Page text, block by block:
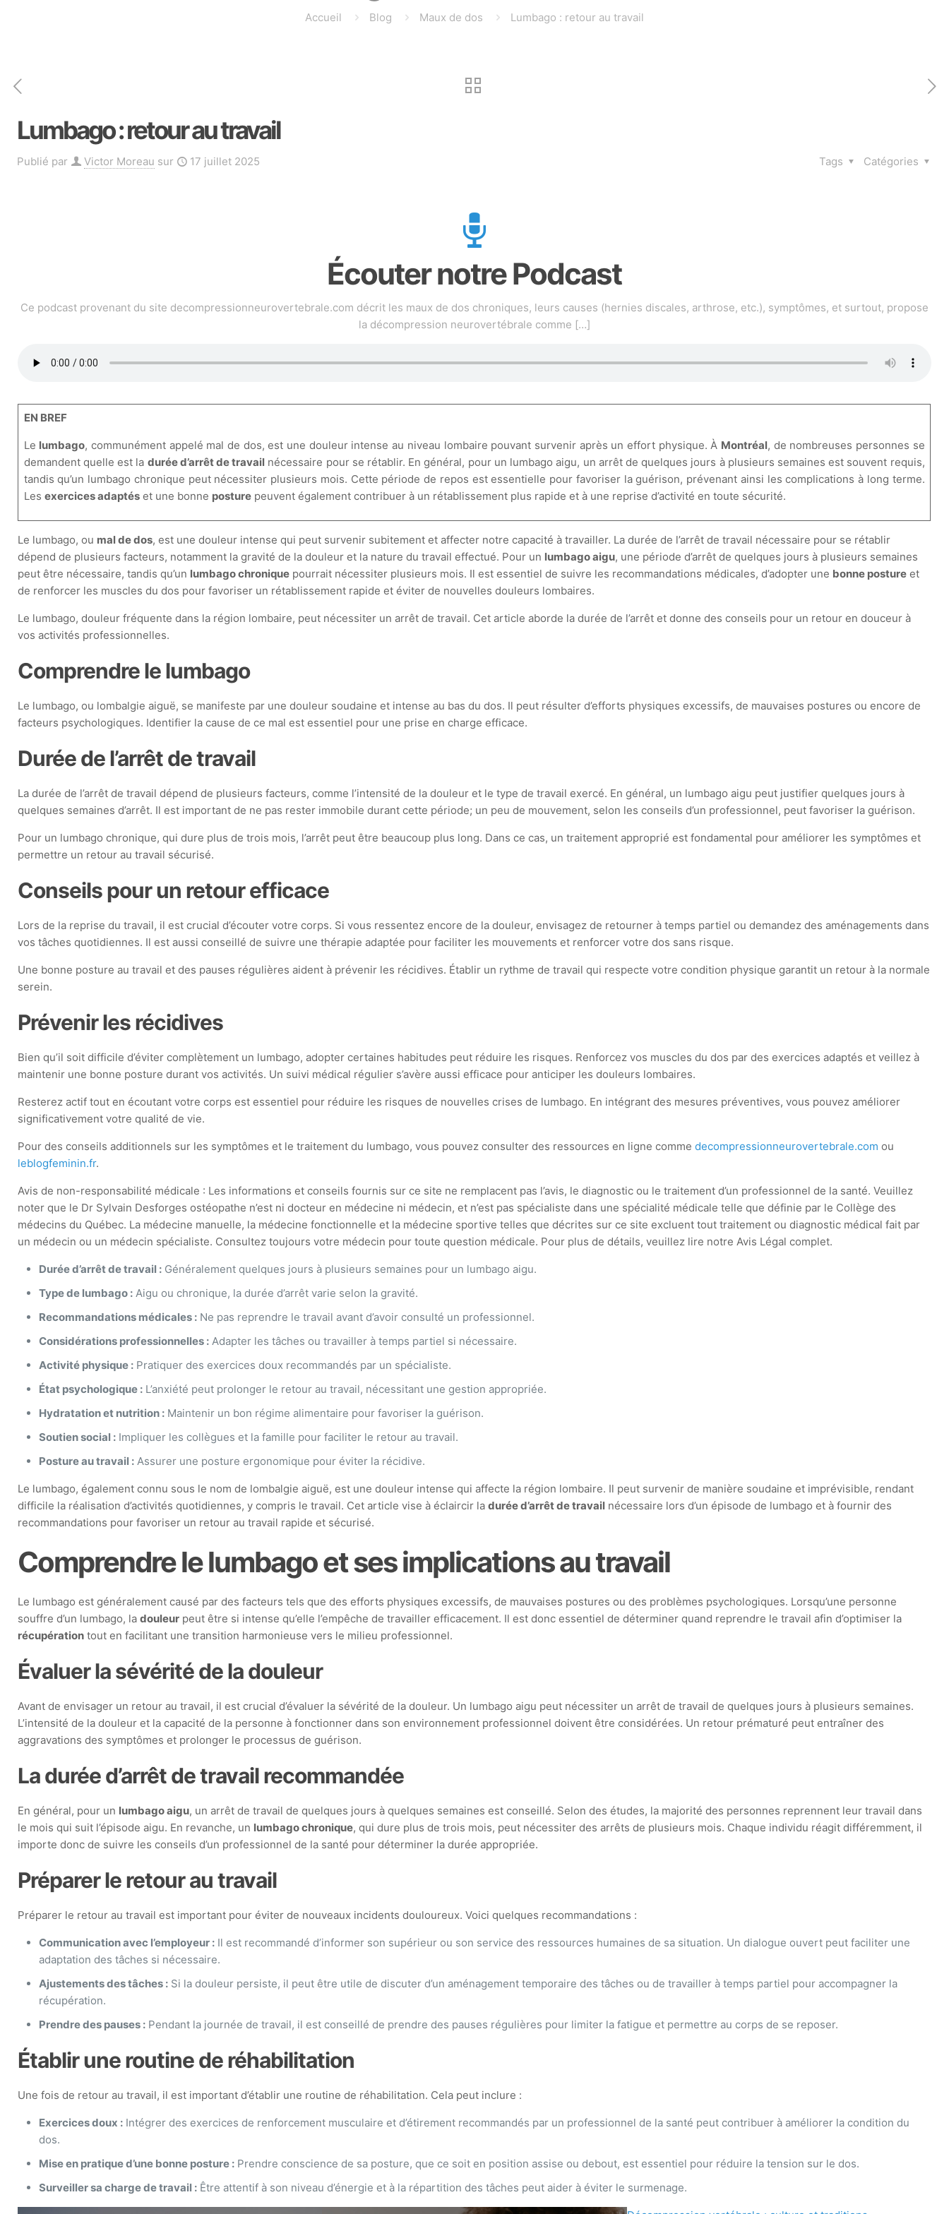
Accueil Blog Maux de dos Lumbago : retour au travail
Lumbago : retour au travail
Publié par Victor Moreau sur 17 juillet 2025 Catégories
Tags
Écouter notre Podcast
Ce podcast provenant du site decompressionneurovertebrale.com décrit les maux de dos chroniques, leurs causes (hernies discales, arthrose, etc.), symptômes, et surtout, propose
la décompression neurovertébrale comme […]
EN BREF
Le lumbago, communément appelé mal de dos, est une douleur intense au niveau lombaire pouvant survenir après un effort physique. À Montréal, de nombreuses personnes se
demandent quelle est la durée d’arrêt de travail nécessaire pour se rétablir. En général, pour un lumbago aigu, un arrêt de quelques jours à plusieurs semaines est souvent requis,
tandis qu’un lumbago chronique peut nécessiter plusieurs mois. Cette période de repos est essentielle pour favoriser la guérison, prévenant ainsi les complications à long terme.
Les exercices adaptéset une bonne posturepeuvent également contribuer à un rétablissement plus rapide et à une reprise d’activité en toute sécurité.
Le lumbago, ou mal de dos, est une douleur intense qui peut survenir subitement et affecter notre capacité à travailler. La durée de l’arrêt de travail nécessaire pour se rétablir
dépend de plusieurs facteurs, notamment la gravité de la douleur et la nature du travail effectué. Pour un lumbago aigu, une période d’arrêt de quelques jours à plusieurs semaines
peut être nécessaire, tandis qu’un lumbago chronique pourrait nécessiter plusieurs mois. Il est essentiel de suivre les recommandations médicales, d’adopter une bonne posture et
de renforcer les muscles du dos pour favoriser un rétablissement rapide et éviter de nouvelles douleurs lombaires.
Le lumbago, douleur fréquente dans la région lombaire, peut nécessiter un arrêt de travail. Cet article aborde la durée de l’arrêt et donne des conseils pour un retour en douceur à
vos activités professionnelles.
Comprendre le lumbago
Le lumbago, ou lombalgie aiguë, se manifeste par une douleur soudaine et intense au bas du dos. Il peut résulter d’efforts physiques excessifs, de mauvaises postures ou encore de
facteurs psychologiques. Identifier la cause de ce mal est essentiel pour une prise en charge efficace.
Durée de l’arrêt de travail
La durée de l’arrêt de travail dépend de plusieurs facteurs, comme l’intensité de la douleur et le type de travail exercé. En général, un lumbago aigu peut justifier quelques jours à
quelques semaines d’arrêt. Il est important de ne pas rester immobile durant cette période; un peu de mouvement, selon les conseils d’un professionnel, peut favoriser la guérison.
Pour un lumbago chronique, qui dure plus de trois mois, l’arrêt peut être beaucoup plus long. Dans ce cas, un traitement approprié est fondamental pour améliorer les symptômes et
permettre un retour au travail sécurisé.
Conseils pour un retour efficace
Lors de la reprise du travail, il est crucial d’écouter votre corps. Si vous ressentez encore de la douleur, envisagez de retourner à temps partiel ou demandez des aménagements dans
vos tâches quotidiennes. Il est aussi conseillé de suivre une thérapie adaptée pour faciliter les mouvements et renforcer votre dos sans risque.
Une bonne posture au travail et des pauses régulières aident à prévenir les récidives. Établir un rythme de travail qui respecte votre condition physique garantit un retour à la normale
serein.
Prévenir les récidives
Bien qu’il soit difficile d’éviter complètement un lumbago, adopter certaines habitudes peut réduire les risques. Renforcez vos muscles du dos par des exercices adaptés et veillez à
maintenir une bonne posture durant vos activités. Un suivi médical régulier s’avère aussi efficace pour anticiper les douleurs lombaires.
Resterez actif tout en écoutant votre corps est essentiel pour réduire les risques de nouvelles crises de lumbago. En intégrant des mesures préventives, vous pouvez améliorer
significativement votre qualité de vie.
Pour des conseils additionnels sur les symptômes et le traitement du lumbago, vous pouvez consulter des ressources en ligne commedecompressionneurovertebrale.com ou
leblogfeminin.fr.
Avis de non-responsabilité médicale : Les informations et conseils fournis sur ce site ne remplacent pas l’avis, le diagnostic ou le traitement d’un professionnel de la santé. Veuillez
noter que le Dr Sylvain Desforges ostéopathe n’est ni docteur en médecine ni médecin, et n’est pas spécialiste dans une spécialité médicale telle que définie par le Collège des
médecins du Québec. La médecine manuelle, la médecine fonctionnelle et la médecine sportive telles que décrites sur ce site excluent tout traitement ou diagnostic médical fait par
un médecin ou un médecin spécialiste. Consultez toujours votre médecin pour toute question médicale. Pour plus de détails, veuillez lire notre Avis Légal complet.
Durée d’arrêt de travail : Généralement quelques jours à plusieurs semaines pour un lumbago aigu.
Type de lumbago : Aigu ou chronique, la durée d’arrêt varie selon la gravité.
Recommandations médicales : Ne pas reprendre le travail avant d’avoir consulté un professionnel.
Considérations professionnelles : Adapter les tâches ou travailler à temps partiel si nécessaire.
Activité physique : Pratiquer des exercices doux recommandés par un spécialiste.
État psychologique : L’anxiété peut prolonger le retour au travail, nécessitant une gestion appropriée.
Hydratation et nutrition : Maintenir un bon régime alimentaire pour favoriser la guérison.
Soutien social : Impliquer les collègues et la famille pour faciliter le retour au travail.
Posture au travail : Assurer une posture ergonomique pour éviter la récidive.
Le lumbago, également connu sous le nom de lombalgie aiguë, est une douleur intense qui affecte la région lombaire. Il peut survenir de manière soudaine et imprévisible, rendant
difficile la réalisation d’activités quotidiennes, y compris le travail. Cet article vise à éclaircir ladurée d’arrêt de travail nécessaire lors d’un épisode de lumbago et à fournir des
recommandations pour favoriser un retour au travail rapide et sécurisé.
Comprendre le lumbago et ses implications au travail
Le lumbago est généralement causé par des facteurs tels que des efforts physiques excessifs, de mauvaises postures ou des problèmes psychologiques. Lorsqu’une personne
souffre d’un lumbago, ladouleur peut être si intense qu’elle l’empêche de travailler efficacement. Il est donc essentiel de déterminer quand reprendre le travail afin d’optimiser la
récupération tout en facilitant une transition harmonieuse vers le milieu professionnel.
Évaluer la sévérité de la douleur
Avant de envisager un retour au travail, il est crucial d’évaluer la sévérité de la douleur. Un lumbago aigu peut nécessiter un arrêt de travail de quelques jours à plusieurs semaines.
L’intensité de la douleur et la capacité de la personne à fonctionner dans son environnement professionnel doivent être considérées. Un retour prématuré peut entraîner des
aggravations des symptômes et prolonger le processus de guérison.
La durée d’arrêt de travail recommandée
En général, pour un lumbago aigu, un arrêt de travail de quelques jours à quelques semaines est conseillé. Selon des études, la majorité des personnes reprennent leur travail dans
le mois qui suit l’épisode aigu. En revanche, un lumbago chronique, qui dure plus de trois mois, peut nécessiter des arrêts de plusieurs mois. Chaque individu réagit différemment, il
importe donc de suivre les conseils d’un professionnel de la santé pour déterminer la durée appropriée.
Préparer le retour au travail
Préparer le retour au travail est important pour éviter de nouveaux incidents douloureux. Voici quelques recommandations :
Communication avec l’employeur : Il est recommandé d’informer son supérieur ou son service des ressources humaines de sa situation. Un dialogue ouvert peut faciliter une
adaptation des tâches si nécessaire.
Ajustements des tâches : Si la douleur persiste, il peut être utile de discuter d’un aménagement temporaire des tâches ou de travailler à temps partiel pour accompagner la
récupération.
Prendre des pauses : Pendant la journée de travail, il est conseillé de prendre des pauses régulières pour limiter la fatigue et permettre au corps de se reposer.
Établir une routine de réhabilitation
Une fois de retour au travail, il est important d’établir une routine de réhabilitation. Cela peut inclure :
Exercices doux : Intégrer des exercices de renforcement musculaire et d’étirement recommandés par un professionnel de la santé peut contribuer à améliorer la condition du
dos.
Mise en pratique d’une bonne posture : Prendre conscience de sa posture, que ce soit en position assise ou debout, est essentiel pour réduire la tension sur le dos.
Surveiller sa charge de travail : Être attentif à son niveau d’énergie et à la répartition des tâches peut aider à éviter le surmenage.